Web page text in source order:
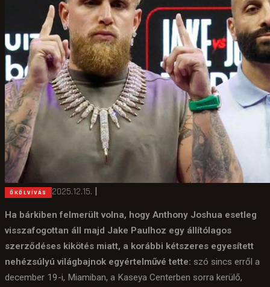
ÖKÖLVÍVÁS 2025.12.15. |
Ha bárkiben felmerült volna, hogy Anthony Joshua esetleg
visszafogottan áll majd Jake Paulhoz egy állítólagos
szerződéses kikötés miatt, a korábbi kétszeres egyesített
nehézsúlyú világbajnok egyértelművé tette: szó sincs erről a
december 19-i, Miamiban, a Kaseya Centerben sorra kerülő,